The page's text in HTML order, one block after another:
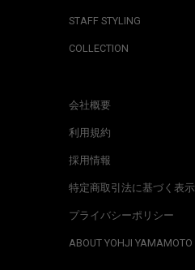
STAFF STYLING
COLLECTION
会社概要
利用規約
採用情報
特定商取引法に基づく表示
プライバシーポリシー
ABOUT YOHJI YAMAMOTO